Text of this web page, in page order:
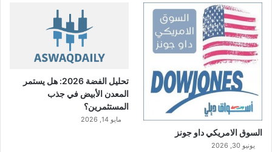
السوق الامريكي داو جونز
يونيو 30, 2026
تحليل الفضة 2026: هل يستمر
المعدن الأبيض في جذب
المستثمرين؟
مايو 14, 2026